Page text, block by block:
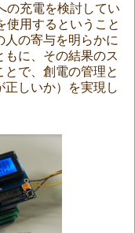
の充電を検討してい
使用するということ
人の寄与を明らかに
に、その結果のス
で、創電の管理と
正しいか）を実現し